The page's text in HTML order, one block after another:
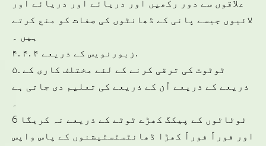
علاقوں سے دور رکھیں اور دریائے اور دریائے اور
لائیوں جیسے پانی کے ڈھانٹوں کی صفات کو منع کرتے
ہیں ۔
۴. ۴. زبورنویس کے ذریعے ۴.
۵. ٹوٹوٹ کی ترقی کرنے کے لئے مختلف کاری کے
ذریعے کے ذریعے اُن کے ذریعے کی تعلیم دی جاتی ہے
6 ٹوٹاٹوں کے پیکگ کھڑے ٹوٹے کے ذریعے نہ کریگا
اور فوراً فوراً کھڑا ڈھانٹسٹسٹیشنوں کے پاس واپس